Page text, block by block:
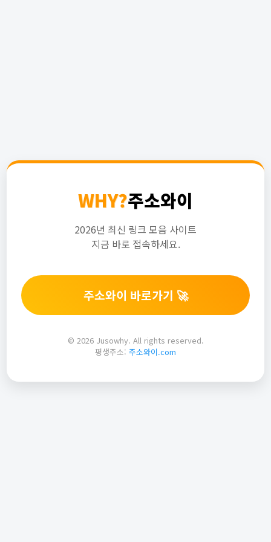
WHY?주소와이
2026년 최신 링크 모음 사이트
지금 바로 접속하세요.
주소와이 바로가기 🚀
© 2026 Jusowhy. All rights reserved.
평생주소: 주소와이.com